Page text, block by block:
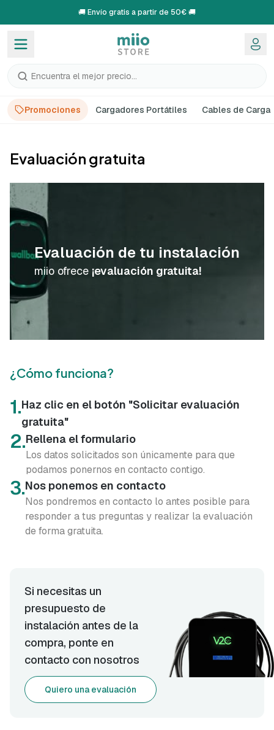
🚚 Envío gratis a partir de 50€ 🚚
Encuentra el mejor precio...
Promociones Cargadores Portátiles Cables de Carga
Evaluación gratuita
Evaluación de tu instalación
miio ofrece ¡evaluación gratuita!
¿Cómo funciona?
1.Haz clic en el botón "Solicitar evaluación
gratuita"
2.Rellena el formulario
Los datos solicitados son únicamente para que
podamos ponernos en contacto contigo.
3.Nos ponemos en contacto
Nos pondremos en contacto lo antes posible para
responder a tus preguntas y realizar la evaluación
de forma gratuita.
Si necesitas un
presupuesto de
instalación antes de la
compra, ponte en
contacto con nosotros
Quiero una evaluación